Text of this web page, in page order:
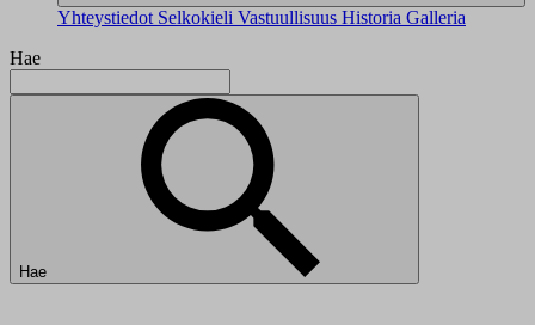
Yhteystiedot Selkokieli Vastuullisuus Historia Galleria
Hae
Hae